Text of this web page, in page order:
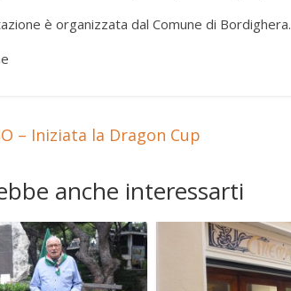
è organizzata dal Comune di Bordighera.
– Iniziata la Dragon Cup
anche interessarti